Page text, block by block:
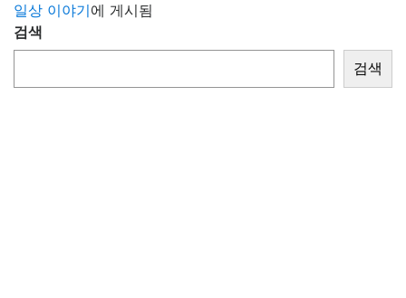
일상 이야기에 게시됨
검색
검색